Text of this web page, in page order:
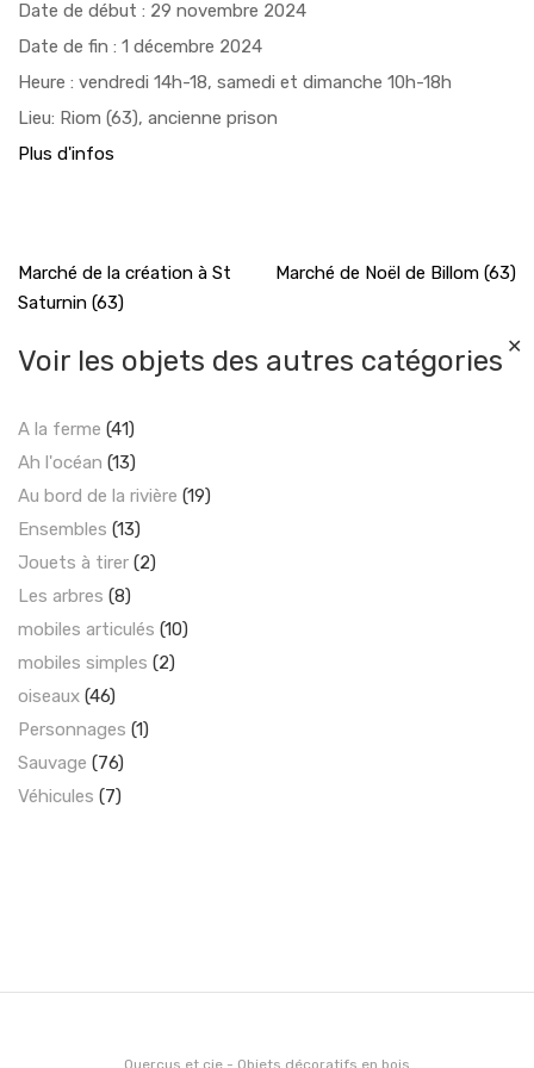
✕
Date de début : 29 novembre 2024
Date de fin : 1 décembre 2024
Heure : vendredi 14h-18, samedi et dimanche 10h-18h
Lieu: Riom (63), ancienne prison
Plus d'infos
Navigation
de
l’article
Marché de la création à St
Saturnin (63)
Marché de Noël de Billom (63)
Voir les objets des autres catégories
A la ferme (41)
Ah l'océan (13)
Au bord de la rivière (19)
Ensembles (13)
Jouets à tirer (2)
Les arbres (8)
mobiles articulés (10)
mobiles simples (2)
oiseaux (46)
Personnages (1)
Sauvage (76)
Véhicules (7)
Quercus et cie - Objets décoratifs en bois